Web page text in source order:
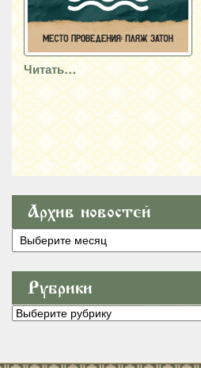
Читать…
Архив новостей
Архив
новостей
Рубрики
Рубрики